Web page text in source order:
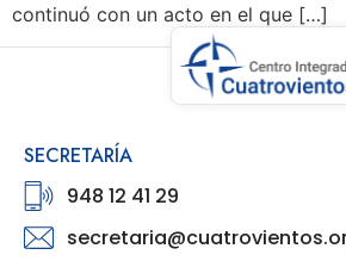
continuó con un acto en el que […]
SECRETARÍA
948 12 41 29